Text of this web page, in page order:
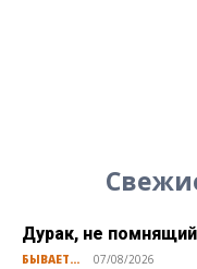
Дурак, не
БЫВАЕТ... 07/08/2026